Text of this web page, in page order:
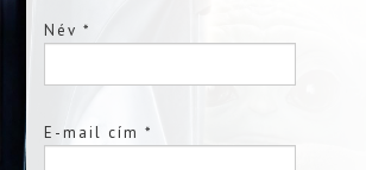
Név*
E-mail cím*